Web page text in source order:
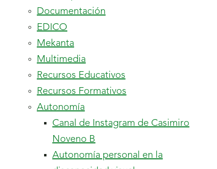
Documentación
EDICO
Mekanta
Multimedia
Recursos Educativos
Recursos Formativos
Autonomía
2
hijos.
Canal de Instagram de Casimiro
Noveno B
Autonomía personal en la